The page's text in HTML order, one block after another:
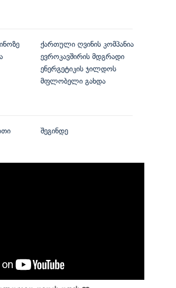
ქართული ღვინის კომპანია
ევროკავშირის მდგრადი
ენერგეტიკის ჯილდოს
მფლობელი გახდა
შეგინდე